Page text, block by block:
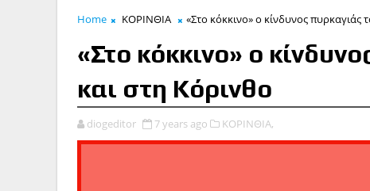
Home ΚΟΡΙΝΘΙΑ «Στο κόκκινο» ο κίνδυνος πυρκαγιάς
«Στο κόκκινο» ο
και στη Κόρινθο
diogeditor 7 years ago ΚΟΡΙΝΘΙΑ,